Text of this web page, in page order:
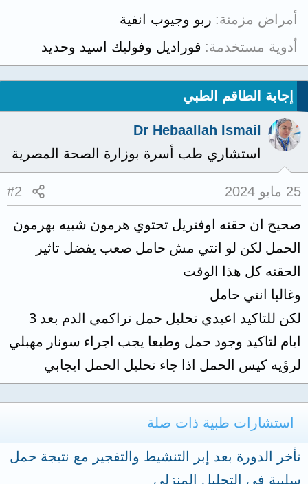
أمراض مزمنة ربو وجيوب انفية
أدوية مستخدمة
فوراديل وفوليك اسيد وحديد
إجابة الطاقم الطبي
Dr Hebaallah Ismail
استشاري طب أسرة بوزارة الصحة المصرية
25 مايو 2024 #2
صحيح ان حقنه اوفتريل تحتوي هرمون شبيه بهرمون
الحمل لكن لو انتي مش حامل صعب يفضل تاثير
الحقنه كل هذا الوقت
وغالبا انتي حامل
لكن للتاكيد اعيدي تحليل حمل تراكمي الدم بعد 3
ايام لتاكيد وجود حمل وطبعا يجب اجراء سونار مهبلي
لرؤيه كيس الحمل اذا جاء تحليل الحمل ايجابي
استشارات طبية ذات صلة
تأخر الدورة بعد إبر التنشيط والتفجير مع نتيجة حمل
سلبية في التحليل المنزلي